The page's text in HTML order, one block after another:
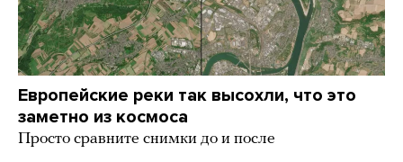
Европейские реки так высохли, что это
заметно из космоса
Просто сравните снимки до и после